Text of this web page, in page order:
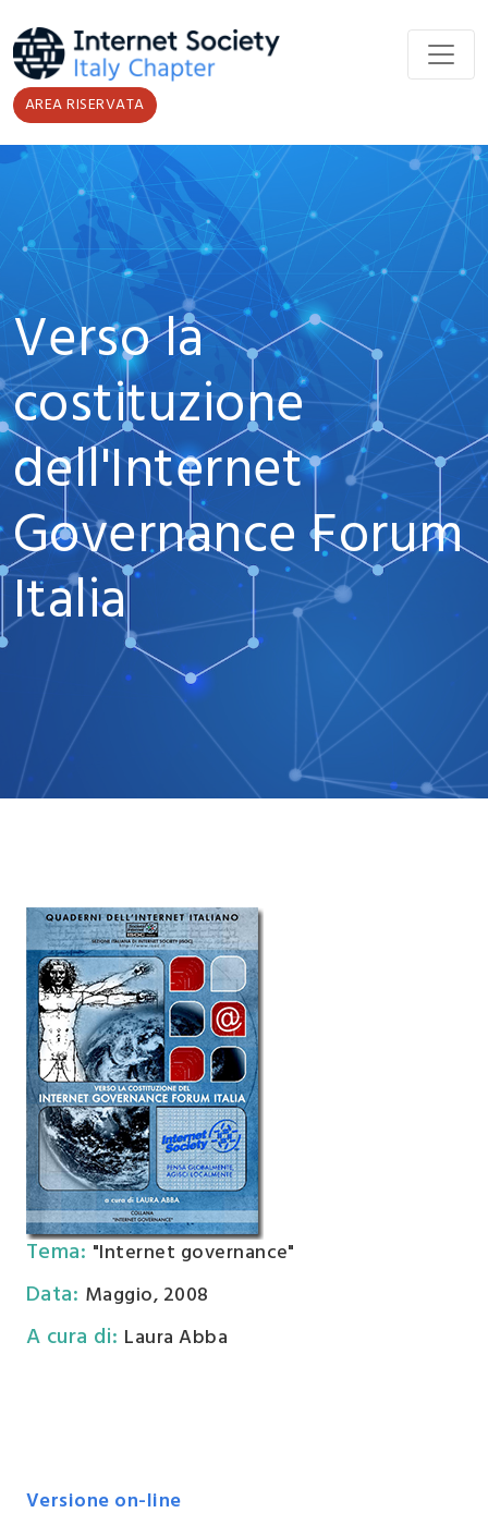
AREA RISERVATA
Verso la
costituzione
dell'Internet
Governance Forum
Italia
Tema: "Internet governance"
Data: Maggio, 2008
A cura di: Laura Abba
Versione on-line